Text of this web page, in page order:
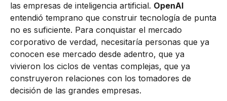
las empresas de inteligencia artificial. OpenAI
entendió temprano que construir tecnología de punta
no es suficiente. Para conquistar el mercado
corporativo de verdad, necesitaría personas que ya
conocen ese mercado desde adentro, que ya
vivieron los ciclos de ventas complejas, que ya
construyeron relaciones con los tomadores de
decisión de las grandes empresas.